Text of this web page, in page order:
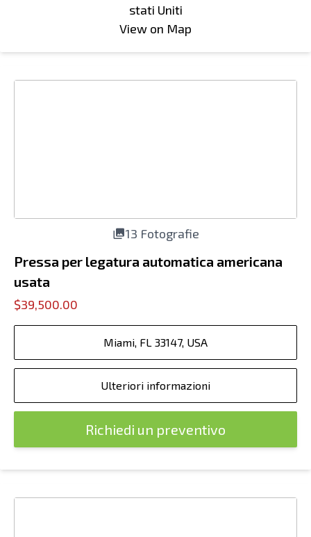
stati Uniti
View on Map
13 Fotografie
Pressa per legatura automatica americana
usata
$39,500.00
Miami, FL 33147, USA
Ulteriori informazioni
Richiedi un preventivo